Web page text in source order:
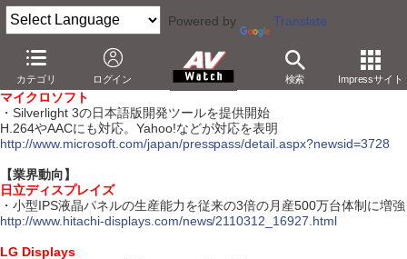
Powered by Translate
カテゴリ ログイン 検索 Impressサイト
【7月16日】
【ソフトウェア】
マイクロソフト
・Silverlight 3の日本語版開発ツールを提供開始
H.264やAACにも対応。Yahoo!などが対応を表明
http://www.microsoft.com/japan/presspass/detail.aspx?newsid=3728
【業界動向】
日立ディスプレイズ
・小型IPS液晶パネルの生産能力を従来の3倍の月産500万台体制に増強
http://www.hitachi-displays.com/news/2110312_16927.html
LG Displays